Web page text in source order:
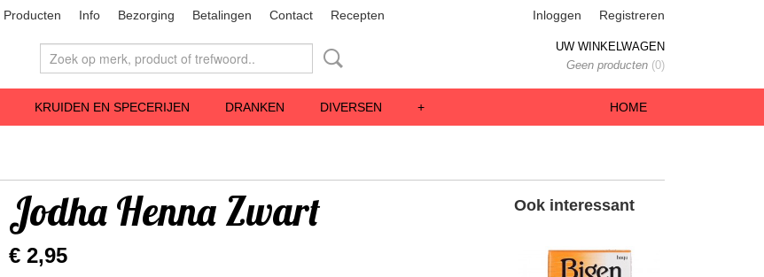
Producten Info Bezorging Betalingen Contact Recepten Inloggen Registreren
UW WINKELWAGEN
Geen producten (0)
HOME
KRUIDEN EN SPECERIJEN DRANKEN DIVERSEN +
Jodha Henna Zwart
€ 2,95
Ook interessant